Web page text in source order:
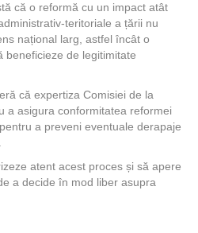
că o reformă cu un impact atât
teritoriale a țării nu
național larg, astfel încât o
beneficieze de legitimitate
că expertiza Comisiei de la
a asigura conformitatea reformei
a preveni eventuale derapaje
atent acest proces și să apere
a decide în mod liber asupra